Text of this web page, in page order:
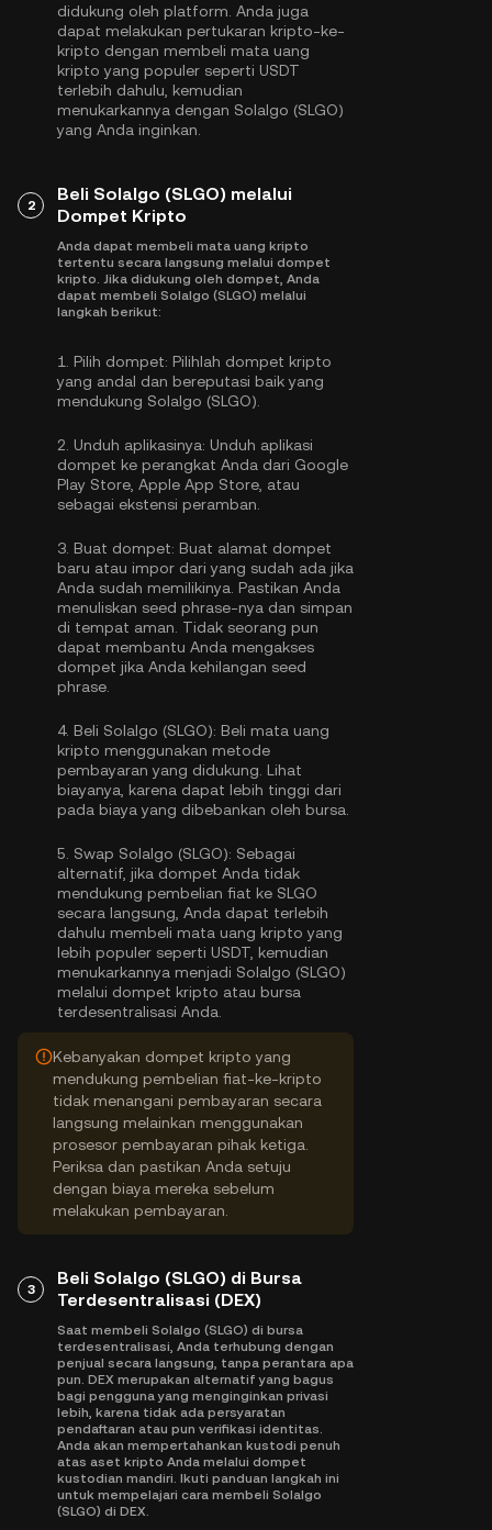
didukung oleh platform. Anda juga
dapat melakukan pertukaran kripto-ke-
kripto dengan membeli mata uang
kripto yang populer seperti USDT
terlebih dahulu, kemudian
menukarkannya dengan Solalgo (SLGO)
yang Anda inginkan.
2
Beli Solalgo (SLGO) melalui
Dompet Kripto
Anda dapat membeli mata uang kripto
tertentu secara langsung melalui dompet
kripto. Jika didukung oleh dompet, Anda
dapat membeli Solalgo (SLGO) melalui
langkah berikut:
1. Pilih dompet: Pilihlah dompet kripto
yang andal dan bereputasi baik yang
mendukung Solalgo (SLGO).
2. Unduh aplikasinya: Unduh aplikasi
dompet ke perangkat Anda dari Google
Play Store, Apple App Store, atau
sebagai ekstensi peramban.
3. Buat dompet: Buat alamat dompet
baru atau impor dari yang sudah ada jika
Anda sudah memilikinya. Pastikan Anda
menuliskan seed phrase-nya dan simpan
di tempat aman. Tidak seorang pun
dapat membantu Anda mengakses
dompet jika Anda kehilangan seed
phrase.
4. Beli Solalgo (SLGO): Beli mata uang
kripto menggunakan metode
pembayaran yang didukung. Lihat
biayanya, karena dapat lebih tinggi dari
pada biaya yang dibebankan oleh bursa.
5. Swap Solalgo (SLGO): Sebagai
alternatif, jika dompet Anda tidak
mendukung pembelian fiat ke SLGO
secara langsung, Anda dapat terlebih
dahulu membeli mata uang kripto yang
lebih populer seperti USDT, kemudian
menukarkannya menjadi Solalgo (SLGO)
melalui dompet kripto atau bursa
terdesentralisasi Anda.
Kebanyakan dompet kripto yang
mendukung pembelian fiat-ke-kripto
tidak menangani pembayaran secara
langsung melainkan menggunakan
prosesor pembayaran pihak ketiga.
Periksa dan pastikan Anda setuju
dengan biaya mereka sebelum
melakukan pembayaran.
3
Beli Solalgo (SLGO) di Bursa
Terdesentralisasi (DEX)
Saat membeli Solalgo (SLGO) di bursa
terdesentralisasi, Anda terhubung dengan
penjual secara langsung, tanpa perantara apa
pun. DEX merupakan alternatif yang bagus
bagi pengguna yang menginginkan privasi
lebih, karena tidak ada persyaratan
pendaftaran atau pun verifikasi identitas.
Anda akan mempertahankan kustodi penuh
atas aset kripto Anda melalui dompet
kustodian mandiri. Ikuti panduan langkah ini
untuk mempelajari cara membeli Solalgo
(SLGO) di DEX.